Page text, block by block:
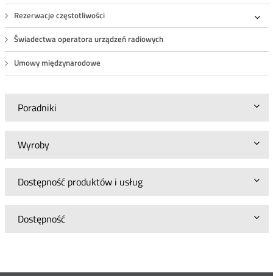
Rezerwacje częstotliwości
Świadectwa operatora urządzeń radiowych
Umowy międzynarodowe
Poradniki
Wyroby
Dostępność produktów i usług
Dostępność